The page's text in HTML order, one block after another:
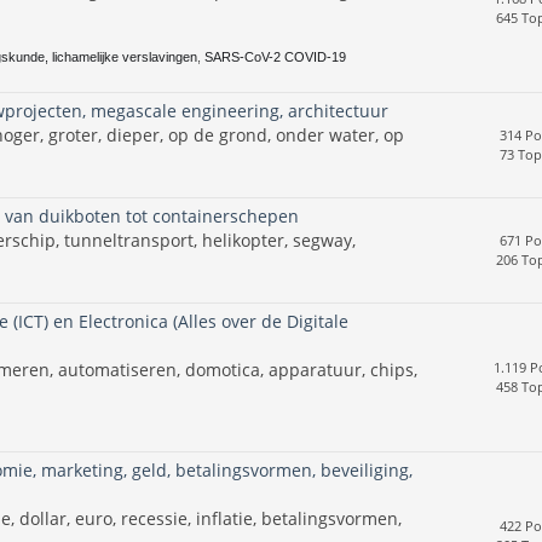
lichamelijke verslavingen SARS-CoV-2 COVID-19
645
megascale engineering, architectuur
groter, dieper, op de grond, onder water, op
314
73
duikboten tot containerschepen
tunneltransport, helikopter, segway,
671
206
en Electronica (Alles over de Digitale
automatiseren, domotica, apparatuur, chips,
1.119
458
marketing, geld, betalingsvormen, beveiliging,
dollar, euro, recessie, inflatie, betalingsvormen,
422